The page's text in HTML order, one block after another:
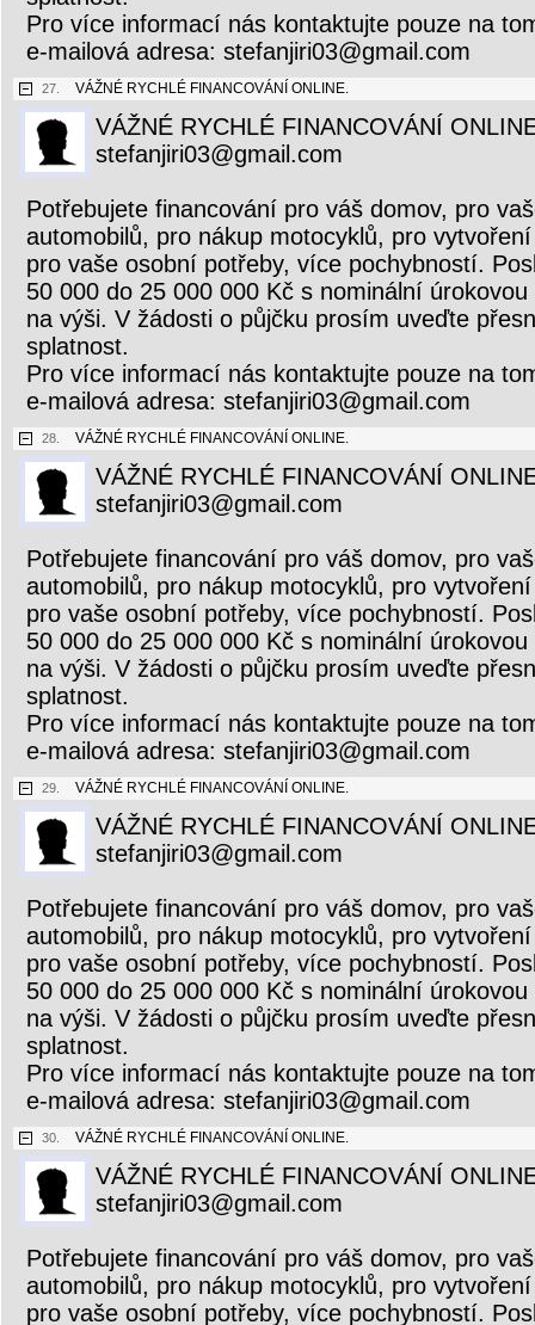
Pro více informací nás kontaktujte pouze na
e-mailová adresa: stefanjiri03@gmail.com
27. VÁŽNÉ RYCHLÉ FINANCOVÁNÍ ONLINE.
VÁŽNÉ RYCHLÉ FINANCOVÁNÍ
stefanjiri03@gmail.com
Potřebujete financování pro váš domov, pro
automobilů, pro nákup motocyklů, pro
pro vaše osobní potřeby, více pochybností.
50 000 do 25 000 000 Kč s nominální
na výši. V žádosti o půjčku prosím uveďte
splatnost.
Pro více informací nás kontaktujte pouze na
e-mailová adresa: stefanjiri03@gmail.com
28. VÁŽNÉ RYCHLÉ FINANCOVÁNÍ ONLINE.
VÁŽNÉ RYCHLÉ FINANCOVÁNÍ
stefanjiri03@gmail.com
Potřebujete financování pro váš domov, pro
automobilů, pro nákup motocyklů, pro
pro vaše osobní potřeby, více pochybností.
50 000 do 25 000 000 Kč s nominální
na výši. V žádosti o půjčku prosím uveďte
splatnost.
Pro více informací nás kontaktujte pouze na
e-mailová adresa: stefanjiri03@gmail.com
29. VÁŽNÉ RYCHLÉ FINANCOVÁNÍ ONLINE.
VÁŽNÉ RYCHLÉ FINANCOVÁNÍ
stefanjiri03@gmail.com
Potřebujete financování pro váš domov, pro
automobilů, pro nákup motocyklů, pro
pro vaše osobní potřeby, více pochybností.
50 000 do 25 000 000 Kč s nominální
na výši. V žádosti o půjčku prosím uveďte
splatnost.
Pro více informací nás kontaktujte pouze na
e-mailová adresa: stefanjiri03@gmail.com
30. VÁŽNÉ RYCHLÉ FINANCOVÁNÍ ONLINE.
VÁŽNÉ RYCHLÉ FINANCOVÁNÍ
stefanjiri03@gmail.com
Potřebujete financování pro váš domov, pro
automobilů, pro nákup motocyklů, pro
pro vaše osobní potřeby, více pochybností.